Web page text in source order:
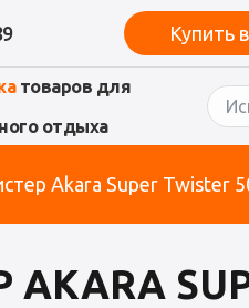
Купить
товаров для
отдыха
Akara Super Twister